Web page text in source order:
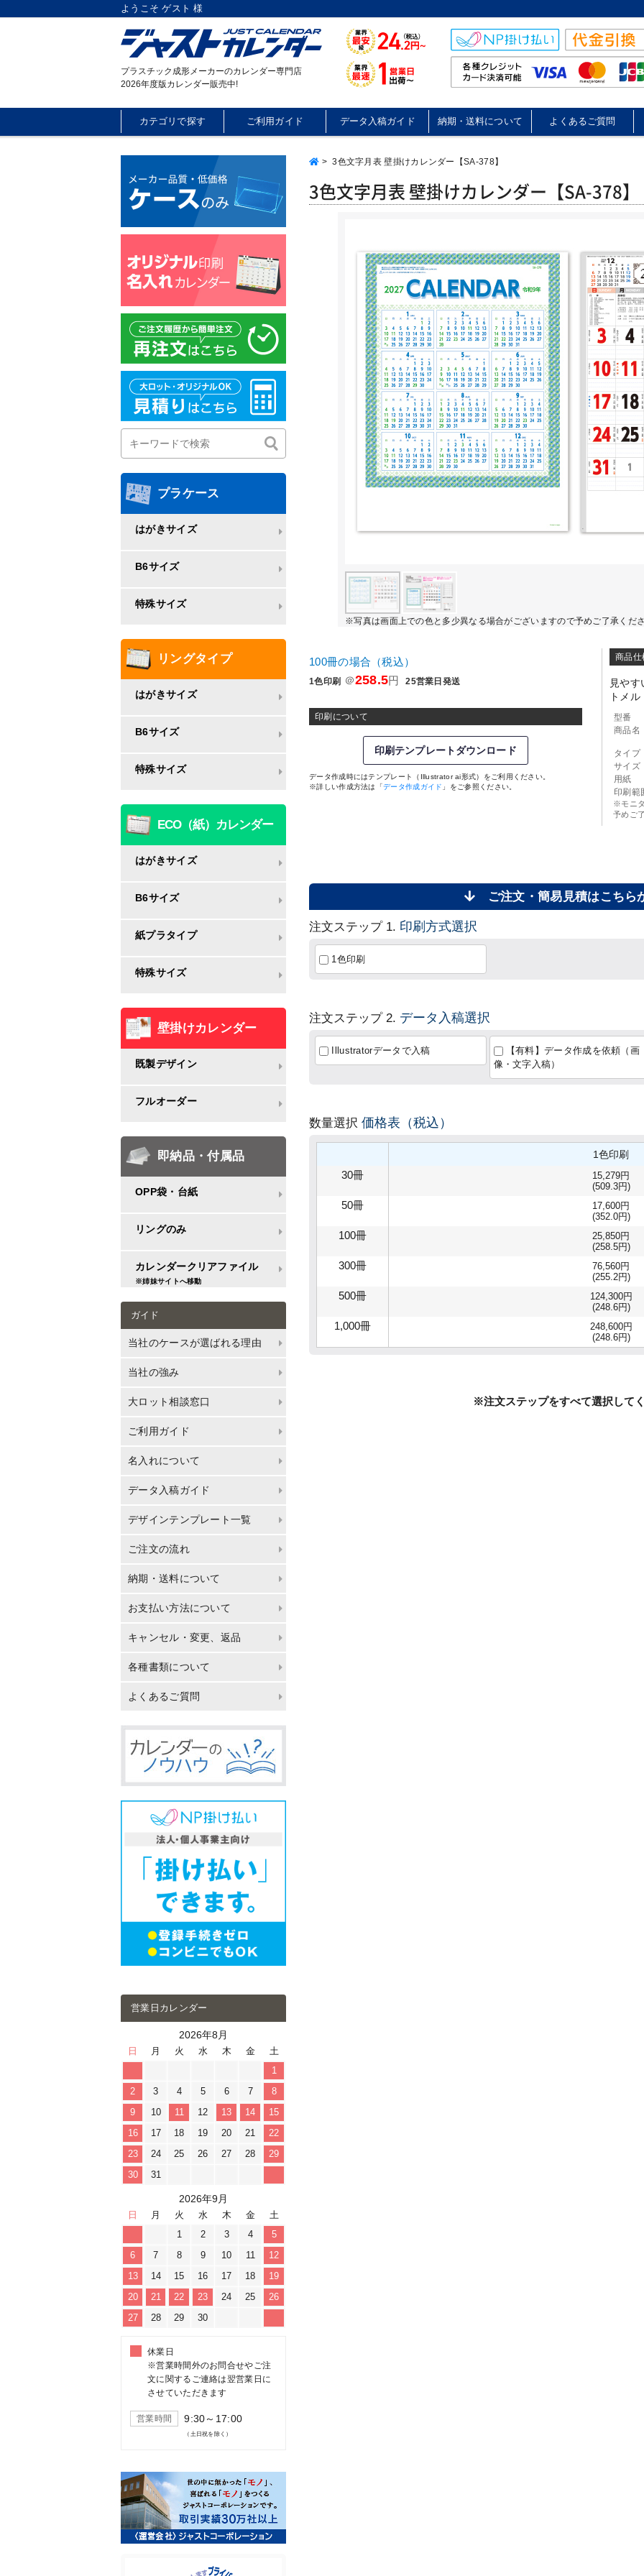
ようこそ ゲスト 様
プラスチック成形メーカーのカレンダー専門店
2026年度版カレンダー販売中!
カテゴリで探す ご利用ガイド データ入稿ガイド 納期・送料について よくあるご質問
プラケース
はがきサイズ
B6サイズ
特殊サイズ
リングタイプ
はがきサイズ
B6サイズ
特殊サイズ
ECO（紙）カレンダー
はがきサイズ
B6サイズ
紙プラタイプ
特殊サイズ
壁掛けカレンダー
既製デザイン
フルオーダー
即納品・付属品
OPP袋・台紙
リングのみ
カレンダークリアファイル
※姉妹サイトへ移動
ガイド
当社のケースが選ばれる理由
当社の強み
大ロット相談窓口
ご利用ガイド
名入れについて
データ入稿ガイド
デザインテンプレート一覧
ご注文の流れ
納期・送料について
お支払い方法について
キャンセル・変更、返品
各種書類について
よくあるご質問
営業日カレンダー
2026年8月
日 月 火 水 木 金
土
1
2
3 4 5 6 7
8
9
10 11 12 13 14
15
16
17 18 19 20 21
22
23
24 25 26 27 28
29
30
31
2026年9月
日 月 火 水 木 金
土
1
2 3 4
5
6
7 8 9 10 11
12
13
14 15 16 17 18
19
20
21 22 23 24 25
26
27
28 29 30
休業日
※営業時間外のお問合せやご注
文に関するご連絡は翌営業日に
させていただきます
営業時間 9:30～17:00
（土日祝を除く）
> 3色文字月表 壁掛けカレンダー【SA-378】
3色文字月表 壁掛けカレンダー【SA-378】
※写真は画面上での色と多少異なる場合がございますので予めご了承くだ
100冊の場合（税込）
1色印刷 ＠258.5円25営業日発送
印刷について
印刷テンプレートダウンロード
データ作成時にはテンプレート（Illustrator ai形式）をご利用ください。
※詳しい作成方法は「データ作成ガイド 」をご参照ください。
商品仕
見や
トメ
型番
商品名
タイプ
サイズ
用紙
印刷範
※モニ
予めご
ご注文・簡易見積はこち
注文ステップ 1. 印刷方式選択
1色印刷
注文ステップ 2. データ入稿選択
Illustratorデータで入稿
【有料】データ作成を依頼（画
像・文字入稿）
数量選択 価格表（税込）
1色印刷
30冊
15,279円
(509.3円)
50冊
17,600円
(352.0円)
100冊
25,850円
(258.5円)
300冊
76,560円
(255.2円)
500冊
124,300円
(248.6円)
1,000冊
248,600円
(248.6円)
※注文ステップをすべて選択して